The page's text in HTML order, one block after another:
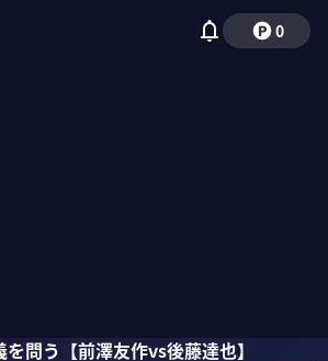
0
問う【前澤友作vs後藤達也】
山ハセン